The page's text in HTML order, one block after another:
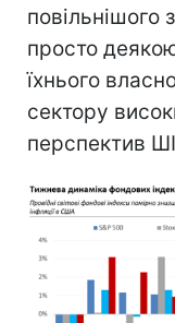
повільнішого
просто
їхнього
сектору
перспектив